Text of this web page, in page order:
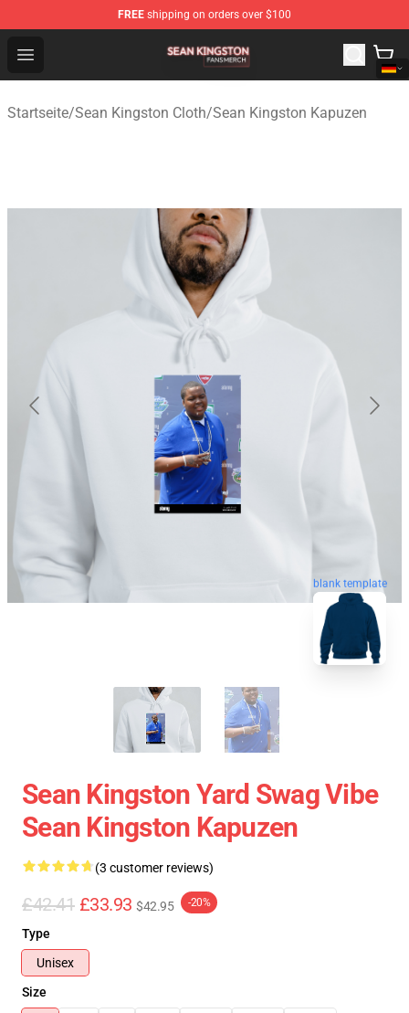
FREE shipping on orders over $100
Open menu
Sean Kingston Shop - Official Sean Kingston
Startseite/Sean Kingston Cloth/Sean Kingston Kapuzen
blank template
Sean Kingston Yard Swag Vibe
Sean Kingston Kapuzen
(3 customer reviews)
£42.41 £33.93 $42.95 -20%
Type
Unisex
Size